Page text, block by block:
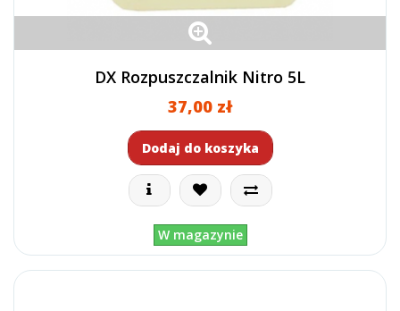
DX Rozpuszczalnik Nitro 5L
37,00 zł
Dodaj do koszyka
W magazynie